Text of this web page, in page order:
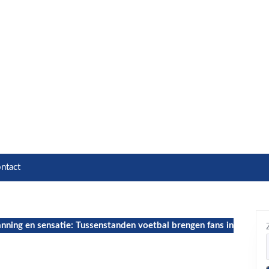
en sensatie: Tussenstanden voetbal brengen fans in